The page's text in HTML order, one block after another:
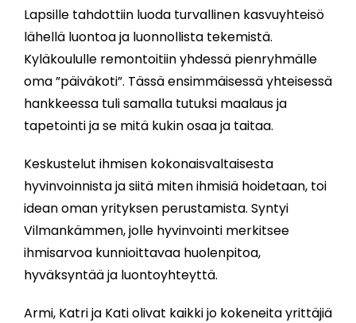
Lapsille tahdottiin luoda turvallinen kasvuyhteisö
lähellä luontoa ja luonnollista tekemistä.
Kyläkoululle remontoitiin yhdessä pienryhmälle
oma ”päiväkoti”. Tässä ensimmäisessä yhteisessä
hankkeessa tuli samalla tutuksi maalaus ja
tapetointi ja se mitä kukin osaa ja taitaa.
Keskustelut ihmisen kokonaisvaltaisesta
hyvinvoinnista ja siitä miten ihmisiä hoidetaan, toi
idean oman yrityksen perustamista. Syntyi
Vilmankämmen, jolle hyvinvointi merkitsee
ihmisarvoa kunnioittavaa huolenpitoa,
hyväksyntää ja luontoyhteyttä.
Armi, Katri ja Kati olivat kaikki jo kokeneita yrittäjiä